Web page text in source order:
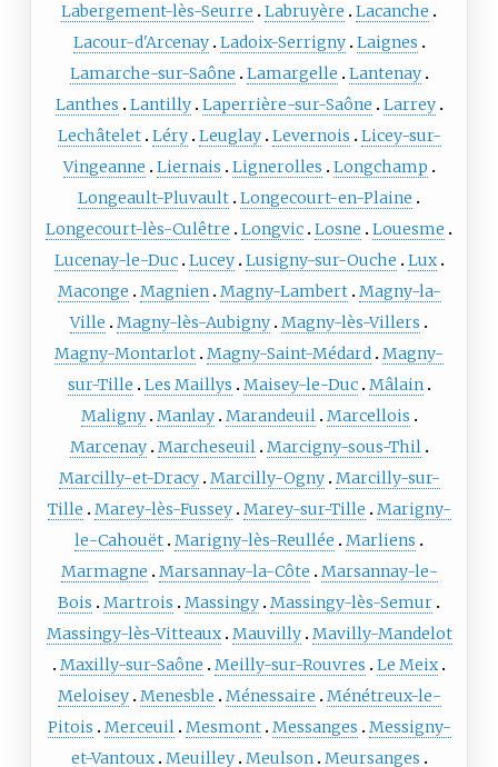
Labergement-lès-Seurre
Labruyère
Lacanche
Lacour-d'Arcenay Ladoix-Serrigny Laignes
Lamarche-sur-Saône
Lamargelle
Lantenay
Lanthes
Lantilly Laperrière-sur-Saône
Larrey
Lechâtelet Léry Leuglay Levernois
Licey-sur-
Vingeanne
Liernais Lignerolles
Longchamp
Longeault-Pluvault Longecourt-en-Plaine
Longecourt-lès-Culêtre
Longvic Losne
Louesme
Lucenay-le-Duc Lucey Lusigny-sur-Ouche
Lux
Maconge
Magnien Magny-Lambert Magny-la-
Ville
Magny-lès-Aubigny Magny-lès-Villers
Magny-Montarlot Magny-Saint-Médard Magny-
sur-Tille
Les Maillys Maisey-le-Duc Mâlain
Maligny Manlay Marandeuil Marcellois
Marcenay Marcheseuil Marcigny-sous-Thil
Marcilly-et-Dracy Marcilly-Ogny Marcilly-sur-
Tille
Marey-lès-Fussey Marey-sur-Tille
Marigny-
le-Cahouët Marigny-lès-Reullée
Marliens
Marmagne
Marsannay-la-Côte
Marsannay-le-
Bois
Martrois Massingy Massingy-lès-Semur
Massingy-lès-Vitteaux Mauvilly Mavilly-Mandelot
Maxilly-sur-Saône
Meilly-sur-Rouvres
Le Meix
Meloisey Menesble Ménessaire
Ménétreux-le-
Pitois
Merceuil Mesmont Messanges
Messigny-
et-Vantoux Meuilley Meulson Meursanges